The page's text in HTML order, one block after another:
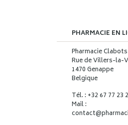
PHARMACIE EN
Pharmacie Clabots
Rue de Villers-la-
1470 Genappe
Belgique
Tél. : +32 67 77 23
Mail :
contact@